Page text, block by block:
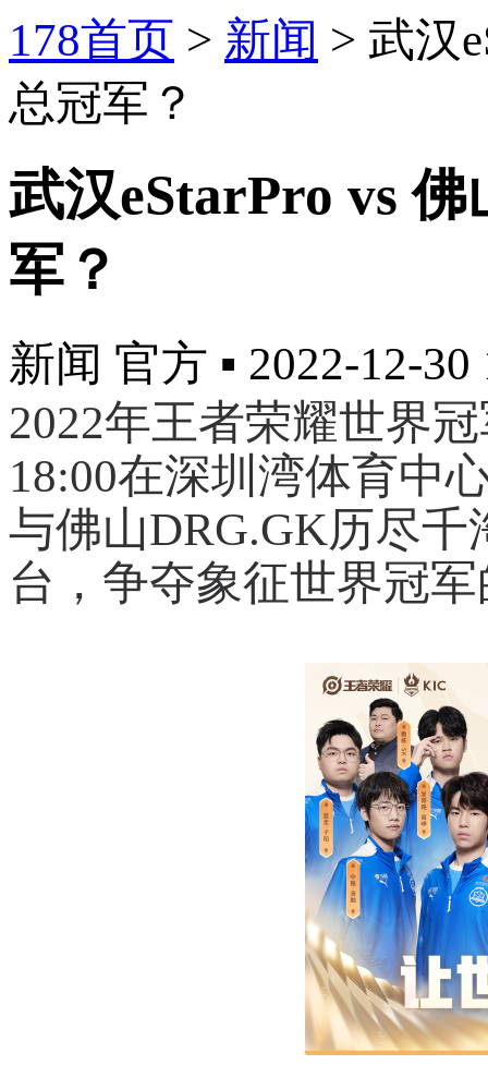
178首页 > 新闻 > 武汉
总冠军？
武汉eStarPro vs
军？
新闻 官方 ▪ 2022-12-30
2022年王者荣耀世界
18:00在深圳湾体育中
与佛山DRG.GK历尽
台，争夺象征世界冠